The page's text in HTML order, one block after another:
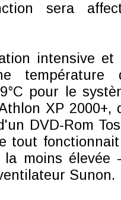
sera
intensive et
pour le
XP 2000+,
DVD-Rom
tout
la moins
Sunon.